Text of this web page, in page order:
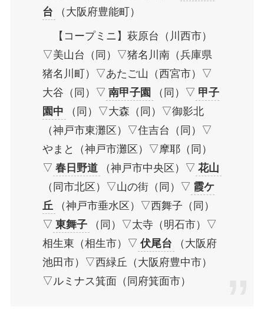
台
（大阪府豊能町）
【コープミニ】萩原台（川西市）
▽美山台（同）▽猪名川南（兵庫県
猪名川町）▽あたご山（西宮市）▽
大谷（同）▽ 南甲子園 （同）▽ 甲子
園中
（同）▽大森（同）▽御影北
（神戸市東灘区）▽住吉台（同）▽
やまと（神戸市灘区）▽摩耶（同）
▽ 春日野道 （神戸市中央区）▽ 花山
（同市北区）▽山の街（同）▽ 霞ケ
丘
（神戸市垂水区）▽西舞子（同）
▽ 東舞子
（同）▽太寺（明石市）▽
相生東（相生市）▽ 伏尾台
（大阪府
池田市）▽西緑丘（大阪府豊中市）
▽ルミナス箕面（同府箕面市）